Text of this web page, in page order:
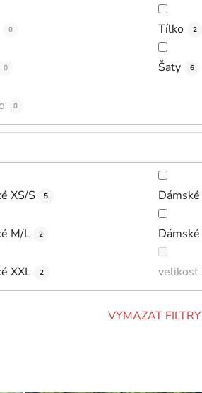
0 Tílko 2
0 Šaty 6
0
XS/S 5
M/L 2
XXL 2 velikost
VYMAZAT FILTRY